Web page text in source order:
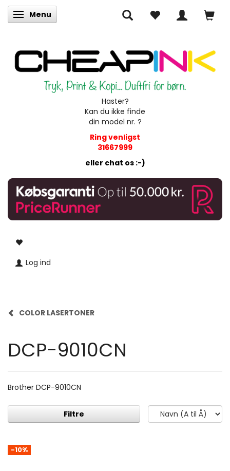
Skifte navigation
Menu
Haster?
Kan du ikke finde
din model nr. ?
Ring venligst
31667999
eller chat os :-)
Log ind
COLOR LASERTONER
DCP-9010CN
Brother DCP-9010CN
Filtre
-10%